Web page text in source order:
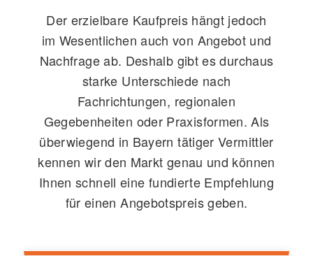
Der erzielbare Kaufpreis hängt jedoch
im Wesentlichen auch von Angebot und
Nachfrage ab. Deshalb gibt es durchaus
starke Unterschiede nach
Fachrichtungen, regionalen
Gegebenheiten oder Praxisformen. Als
überwiegend in Bayern tätiger Vermittler
kennen wir den Markt genau und können
Ihnen schnell eine fundierte Empfehlung
für einen Angebotspreis geben.